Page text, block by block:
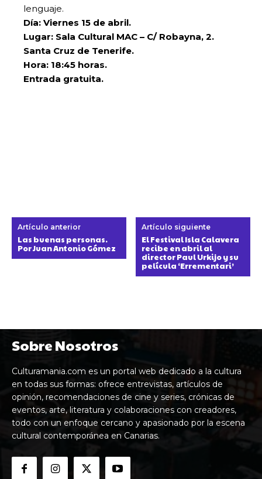
lenguaje.
Día: Viernes 15 de abril.
Lugar: Sala Cultural MAC – C/ Robayna, 2.
Santa Cruz de Tenerife.
Hora: 18:45 horas.
Entrada gratuita.
Artículo anterior
Las buenas personas.
Por Juan Antonio Gómez
Artículo siguiente
El Festival Isla Calavera
recibe en abril al
director Paul Urkijo y su
película ‘Errementari’
Sobre Nosotros
Culturamania.com es un portal web dedicado a la cultura
en todas sus formas: ofrece entrevistas, artículos de
opinión, recomendaciones de cine y series, crónicas de
eventos, arte, literatura y colaboraciones con creadores,
todo con un enfoque cercano y apasionado por la escena
cultural contemporánea en Canarias.